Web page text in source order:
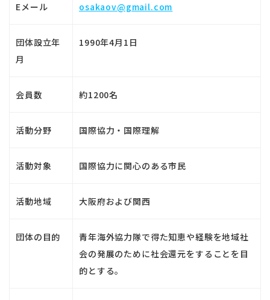
Eメール osakaov@gmail.com
団体設立年
月
1990年4月1日
会員数 約1200名
活動分野 国際協力・国際理解
活動対象 国際協力に関心のある市民
活動地域 大阪府および関西
団体の目的
青年海外協力隊で得た知恵や経験を地域社
会の発展のために社会還元をすることを目
的とする。